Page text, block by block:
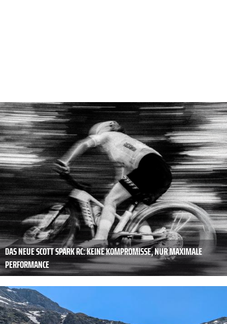
DAS NEUE SCOTT SPARK RC: KEINE KOMPROMISSE, NUR MAXIMALE
PERFORMANCE